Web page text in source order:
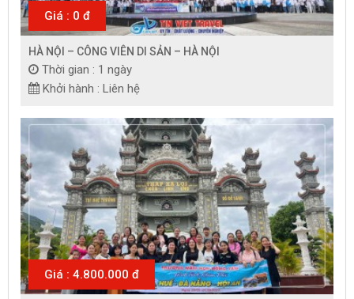
Giá : 0 đ
HÀ NỘI – CÔNG VIÊN DI SẢN – HÀ NỘI
Thời gian : 1 ngày
Khởi hành : Liên hệ
Giá : 4.800.000 đ